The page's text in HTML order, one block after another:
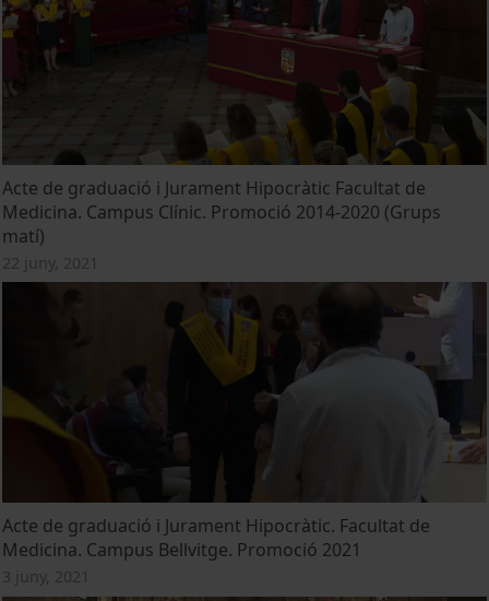
Acte de graduació i Jurament Hipocràtic Facultat de
Medicina. Campus Clínic. Promoció 2014-2020 (Grups
matí)
22 juny, 2021
Acte de graduació i Jurament Hipocràtic. Facultat de
Medicina. Campus Bellvitge. Promoció 2021
3 juny, 2021